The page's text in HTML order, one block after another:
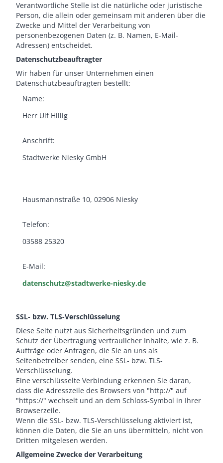
Verantwortliche Stelle ist die natürliche oder juristische
Person, die allein oder gemeinsam mit anderen über die
Zwecke und Mittel der Verarbeitung von
personenbezogenen Daten (z. B. Namen, E-Mail-
Adressen) entscheidet.
Datenschutzbeauftragter
Wir haben für unser Unternehmen einen
Datenschutzbeauftragten bestellt:
Name:
Herr Ulf Hillig
Anschrift:
Stadtwerke Niesky GmbH
Hausmannstraße 10, 02906 Niesky
Telefon:
03588 25320
E-Mail:
datenschutz@stadtwerke-niesky.de
SSL- bzw. TLS-Verschlüsselung
Diese Seite nutzt aus Sicherheitsgründen und zum
Schutz der Übertragung vertraulicher Inhalte, wie z. B.
Aufträge oder Anfragen, die Sie an uns als
Seitenbetreiber senden, eine SSL- bzw. TLS-
Verschlüsselung.
Eine verschlüsselte Verbindung erkennen Sie daran,
dass die Adresszeile des Browsers von "http://" auf
"https://" wechselt und an dem Schloss-Symbol in Ihrer
Browserzeile.
Wenn die SSL- bzw. TLS-Verschlüsselung aktiviert ist,
können die Daten, die Sie an uns übermitteln, nicht von
Dritten mitgelesen werden.
Allgemeine Zwecke der Verarbeitung